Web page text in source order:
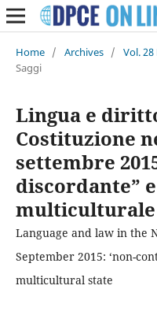
Home / Archives / Vol. 28
Saggi
Lingua e
Costituzione
settembre
discordante”
multiculturale
Language and law in the
September 2015: ‘non-
multicultural state